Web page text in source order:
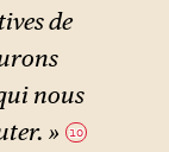
de
nous
» 10